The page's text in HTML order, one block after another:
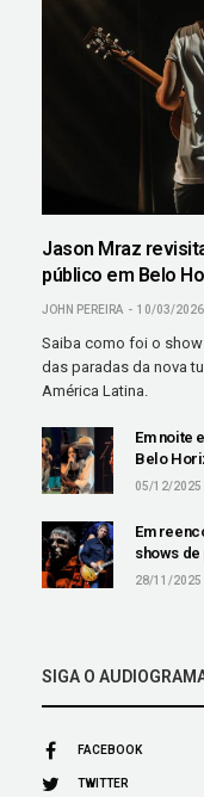
Jason Mraz
público em Belo
JOHN PEREIRA 10/03/2026
Saiba como foi o
das paradas da nova
América Latina.
Em noite
Belo
05/12/2025
Em
shows
28/11/2025
SIGA O
FACEBOOK
TWITTER